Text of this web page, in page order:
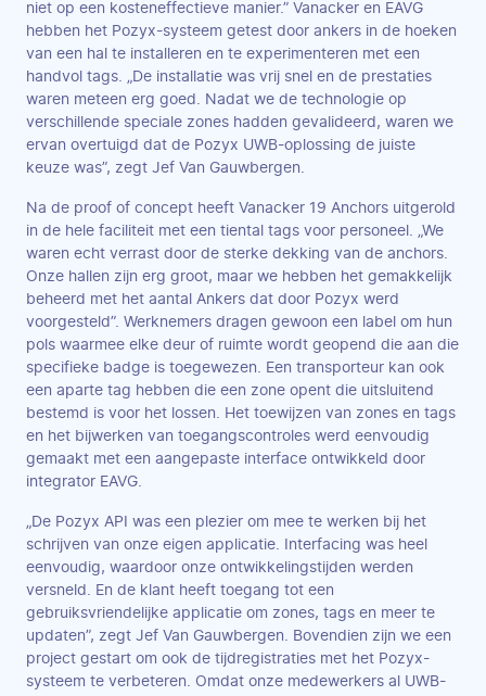
niet op een kosteneffectieve manier.” Vanacker en EAVG
hebben het Pozyx-systeem getest door ankers in de hoeken
van een hal te installeren en te experimenteren met een
handvol tags. „De installatie was vrij snel en de prestaties
waren meteen erg goed. Nadat we de technologie op
verschillende speciale zones hadden gevalideerd, waren we
ervan overtuigd dat de Pozyx UWB-oplossing de juiste
keuze was”, zegt Jef Van Gauwbergen.
Na de proof of concept heeft Vanacker 19 Anchors uitgerold
in de hele faciliteit met een tiental tags voor personeel. „We
waren echt verrast door de sterke dekking van de anchors.
Onze hallen zijn erg groot, maar we hebben het gemakkelijk
beheerd met het aantal Ankers dat door Pozyx werd
voorgesteld”. Werknemers dragen gewoon een label om hun
pols waarmee elke deur of ruimte wordt geopend die aan die
specifieke badge is toegewezen. Een transporteur kan ook
een aparte tag hebben die een zone opent die uitsluitend
bestemd is voor het lossen. Het toewijzen van zones en tags
en het bijwerken van toegangscontroles werd eenvoudig
gemaakt met een aangepaste interface ontwikkeld door
integrator EAVG.
„De Pozyx API was een plezier om mee te werken bij het
schrijven van onze eigen applicatie. Interfacing was heel
eenvoudig, waardoor onze ontwikkelingstijden werden
versneld. En de klant heeft toegang tot een
gebruiksvriendelijke applicatie om zones, tags en meer te
updaten”, zegt Jef Van Gauwbergen. Bovendien zijn we een
project gestart om ook de tijdregistraties met het Pozyx-
systeem te verbeteren. Omdat onze medewerkers al UWB-